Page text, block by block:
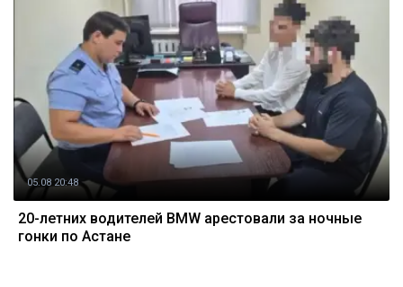
05.08 20:48
20-летних водителей BMW арестовали за ночные
гонки по Астане